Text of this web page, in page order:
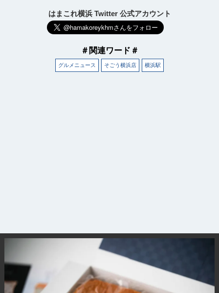
はまこれ横浜 Twitter 公式アカウント
＃関連ワード＃
グルメニュース そごう横浜店 横浜駅